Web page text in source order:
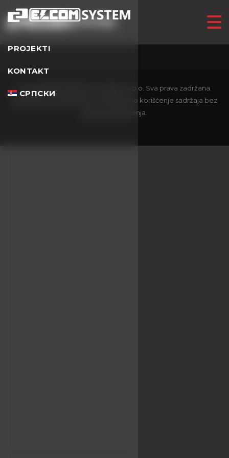
PROJEKTI
KONTAKT
СРПСКИ
Elcom System d.o.o. Sva prava zadržana.
Zabranjeno je kopiranje i neovlašćeno korišćenje sadržaja bez
pisanog odobrenja.